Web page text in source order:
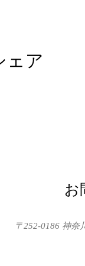
ェア
お
〒252-0186 神奈